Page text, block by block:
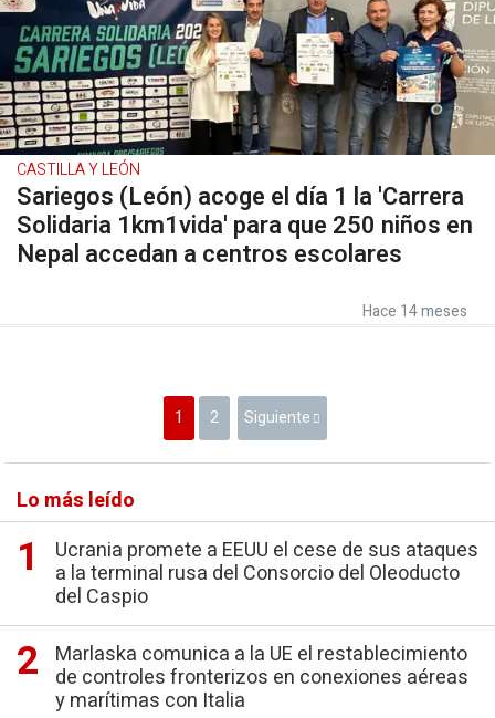
CASTILLA Y LEÓN
Sariegos (León) acoge el día 1 la 'Carrera
Solidaria 1km1vida' para que 250 niños en
Nepal accedan a centros escolares
Hace 14 meses
1 2 Siguiente
Lo más leído
Ucrania promete a EEUU el cese de sus ataques
a la terminal rusa del Consorcio del Oleoducto
del Caspio
Marlaska comunica a la UE el restablecimiento
de controles fronterizos en conexiones aéreas
y marítimas con Italia